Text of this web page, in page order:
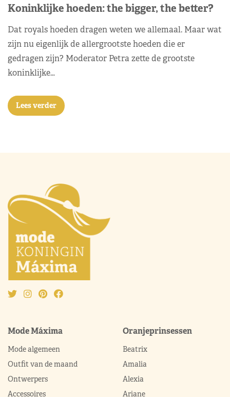
Koninklijke hoeden: the bigger, the better?
Dat royals hoeden dragen weten we allemaal. Maar wat
zijn nu eigenlijk de allergrootste hoeden die er
gedragen zijn? Moderator Petra zette de grootste
koninklijke…
Lees verder
Mode Máxima
Mode algemeen
Outfit van de maand
Ontwerpers
Accessoires
Oranjeprinsessen
Beatrix
Amalia
Alexia
Ariane